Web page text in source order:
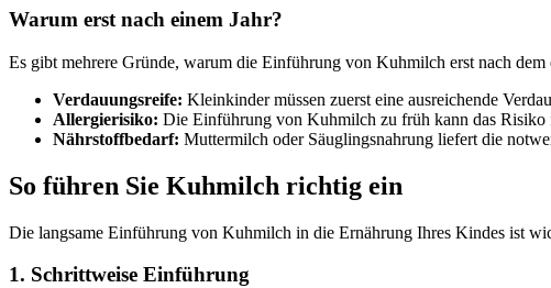
Warum erst nach einem Jahr?
Es gibt mehrere Gründe, warum die Einführung von Kuhmilch erst nach
Verdauungsreife: Kleinkinder müssen zuerst eine ausreichende
Allergierisiko: Die Einführung von Kuhmilch zu früh kann das Risiko
Nährstoffbedarf: Muttermilch oder Säuglingsnahrung liefert die
So führen Sie Kuhmilch richtig ein
Die langsame Einführung von Kuhmilch in die Ernährung Ihres Kindes ist
1. Schrittweise Einführung